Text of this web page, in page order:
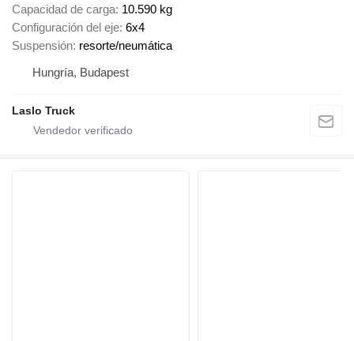
Capacidad de carga 10.590 kg
Configuración del eje 6x4
Suspensión resorte/neumática
Hungría, Budapest
Laslo Truck